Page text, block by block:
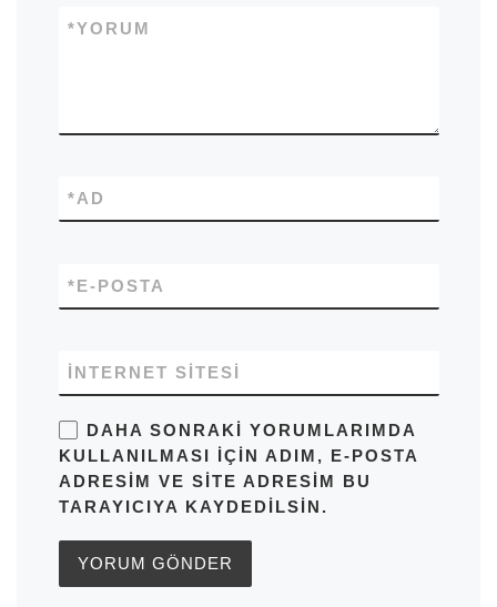
YORUM
*
AD
*
E-POSTA
*
İNTERNET SITESI
DAHA SONRAKI YORUMLARIMDA
KULLANILMASI IÇIN ADIM, E-POSTA
ADRESIM VE SITE ADRESIM BU
TARAYICIYA KAYDEDILSIN.